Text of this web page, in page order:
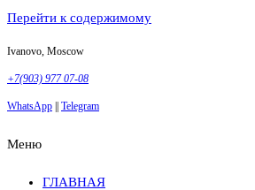
Перейти к содержимому
Ivanovo, Moscow
+7(903) 977 07-08
WhatsApp Telegram
Меню
ГЛАВНАЯ